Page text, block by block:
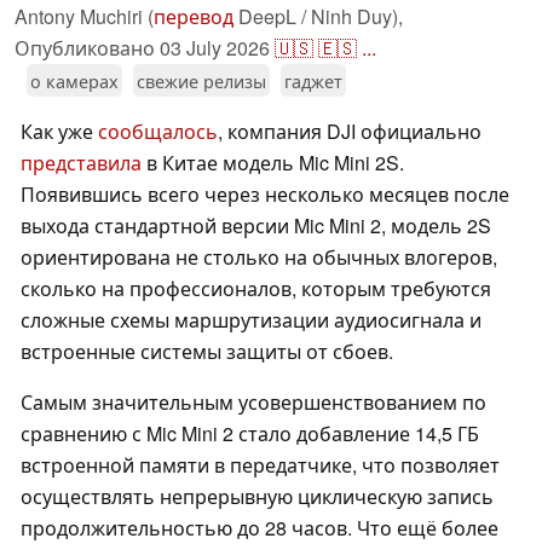
Antony Muchiri (перевод DeepL / Ninh Duy),
Опубликовано 03 July 2026🇺🇸🇪🇸 ...
о камерах свежие релизы гаджет
Как ужесообщалось, компания DJI официально
представила в Китае модель Mic Mini 2S.
Появившись всего через несколько месяцев после
выхода стандартной версии Mic Mini 2, модель 2S
ориентирована не столько на обычных влогеров,
сколько на профессионалов, которым требуются
сложные схемы маршрутизации аудиосигнала и
встроенные системы защиты от сбоев.
Самым значительным усовершенствованием по
сравнению с Mic Mini 2 стало добавление 14,5 ГБ
встроенной памяти в передатчике, что позволяет
осуществлять непрерывную циклическую запись
продолжительностью до 28 часов. Что ещё более